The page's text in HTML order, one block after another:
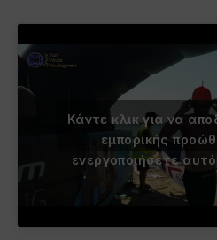
Κάντε κλικ για να
εμπορικής
ενεργοποιήσετε